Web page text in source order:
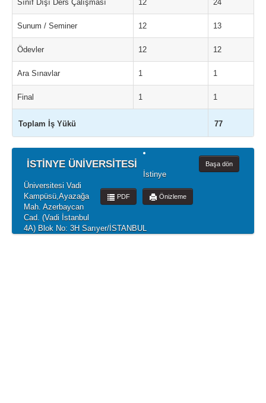
Sınıf Dışı Ders Çalışması 12 24
Sunum / Seminer 12 13
Ödevler 12 12
Ara Sınavlar 1 1
Final 1 1
Toplam İş Yükü 77
İSTİNYE ÜNİVERSİTESİ Başa dön
Önizleme
PDF
İstinye
Üniversitesi Vadi
Kampüsü,Ayazağa
Mah. Azerbaycan
Cad. (Vadi İstanbul
4A) Blok No: 3H Sarıyer/İSTANBUL